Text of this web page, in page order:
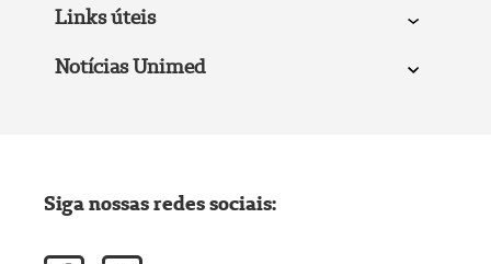
Links úteis
Notícias Unimed
Siga nossas redes sociais: